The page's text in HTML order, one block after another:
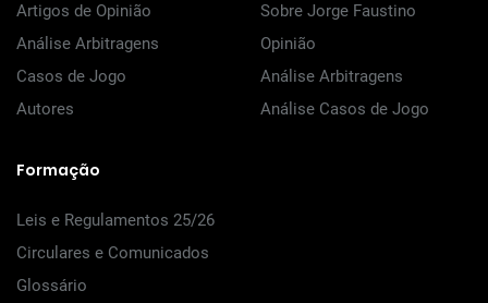
Artigos de Opinião
Análise Arbitragens
Casos de Jogo
Autores
Sobre Jorge Faustino
Opinião
Análise Arbitragens
Análise Casos de Jogo
Formação
Leis e Regulamentos 25/26
Circulares e Comunicados
Glossário